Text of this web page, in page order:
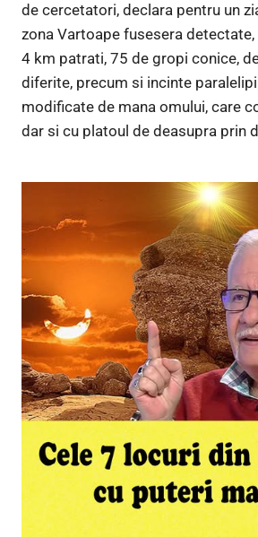
de cercetatori, declara pentru un
zona Vartoape fusesera
4 km patrati, 75 de gropi conice,
diferite, precum si incinte
modificate de mana omului, care
dar si cu platoul de deasupra prin